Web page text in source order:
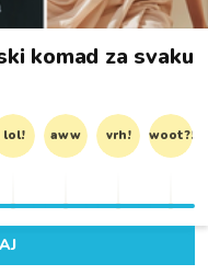
komad za svaku
lol! aww vrh! woot?!